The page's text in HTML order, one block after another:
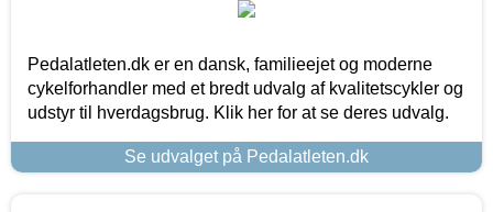
Pedalatleten.dk er en dansk, familieejet og moderne
cykelforhandler med et bredt udvalg af kvalitetscykler og
udstyr til hverdagsbrug. Klik her for at se deres udvalg.
Se udvalget på Pedalatleten.dk